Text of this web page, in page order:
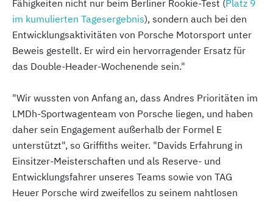
Fähigkeiten nicht nur beim Berliner Rookie-Test (Platz 9
im kumulierten Tagesergebnis), sondern auch bei den
Entwicklungsaktivitäten von Porsche Motorsport unter
Beweis gestellt. Er wird ein hervorragender Ersatz für
das Double-Header-Wochenende sein."
"Wir wussten von Anfang an, dass Andres Prioritäten im
LMDh-Sportwagenteam von Porsche liegen, und haben
daher sein Engagement außerhalb der Formel E
unterstützt", so Griffiths weiter. "Davids Erfahrung in
Einsitzer-Meisterschaften und als Reserve- und
Entwicklungsfahrer unseres Teams sowie von TAG
Heuer Porsche wird zweifellos zu seinem nahtlosen